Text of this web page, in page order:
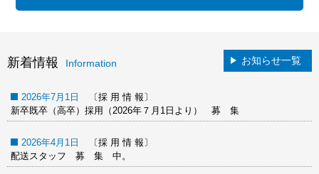
新着情報 Information
2026年7月1日
〔採 用 情 報〕
新卒既卒（高卒）採用（2026年７月1日より） 募 集
2026年4月1日
〔採 用 情 報〕
配送スタッフ 募 集 中。
お知らせ一覧